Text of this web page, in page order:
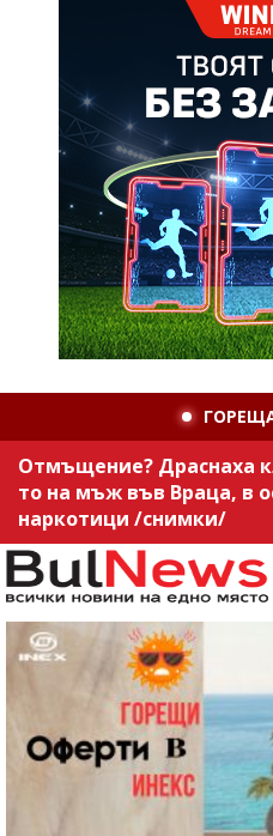
Отмъщение? Драснаха
то на мъж във Враца, в
наркотици /снимки/